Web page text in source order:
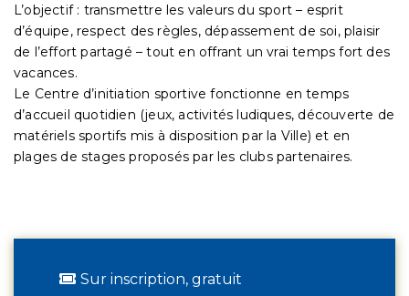
L’objectif : transmettre les valeurs du sport – esprit
d’équipe, respect des règles, dépassement de soi, plaisir
de l’effort partagé – tout en offrant un vrai temps fort des
vacances.
Le Centre d’initiation sportive fonctionne en temps
d’accueil quotidien (jeux, activités ludiques, découverte de
matériels sportifs mis à disposition par la Ville) et en
plages de stages proposés par les clubs partenaires.
Sur inscription, gratuit